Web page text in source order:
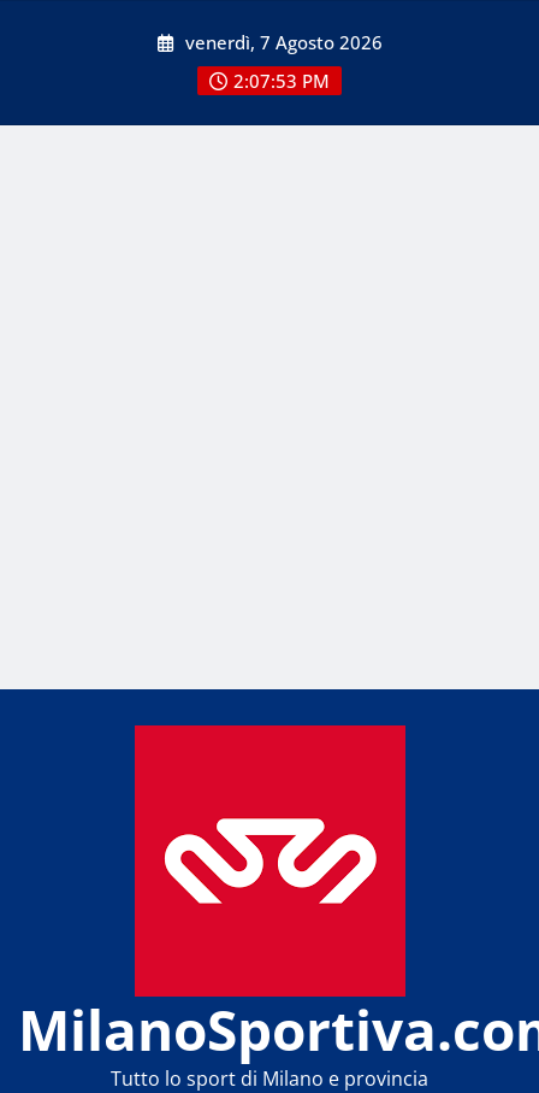
venerdì, 7 Agosto 2026
2:07:54 PM
Tutto lo sport di Milano e provincia